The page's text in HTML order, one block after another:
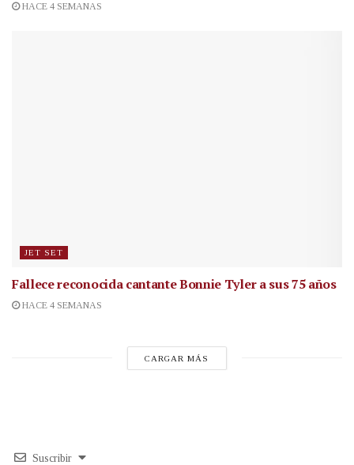
HACE 4 SEMANAS
JET SET
Fallece reconocida cantanteBonnie Tyler a sus 75 años
HACE 4 SEMANAS
CARGAR MÁS
Suscribir